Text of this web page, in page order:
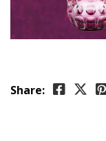
Share: